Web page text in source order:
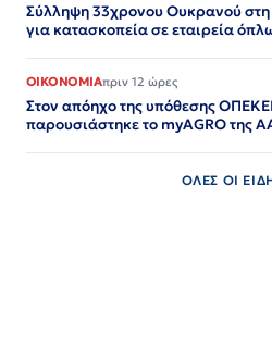
Σύλληψη 33χρονου Ουκρανού στη
για κατασκοπεία σε εταιρεία
ΟΙΚΟΝΟΜΙΑπριν 12 ώρες
Στον απόηχο της υπόθεσης
παρουσιάστηκε το myAGRO της
ΟΛΕΣ ΟΙ